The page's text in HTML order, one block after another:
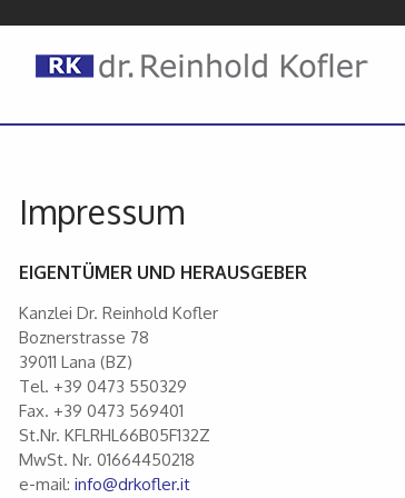
Impressum
EIGENTÜMER UND HERAUSGEBER
Kanzlei Dr. Reinhold Kofler
Boznerstrasse 78
39011 Lana (BZ)
Tel. +39 0473 550329
Fax. +39 0473 569401
St.Nr. KFLRHL66B05F132Z
MwSt. Nr. 01664450218
e-mail: info@drkofler.it